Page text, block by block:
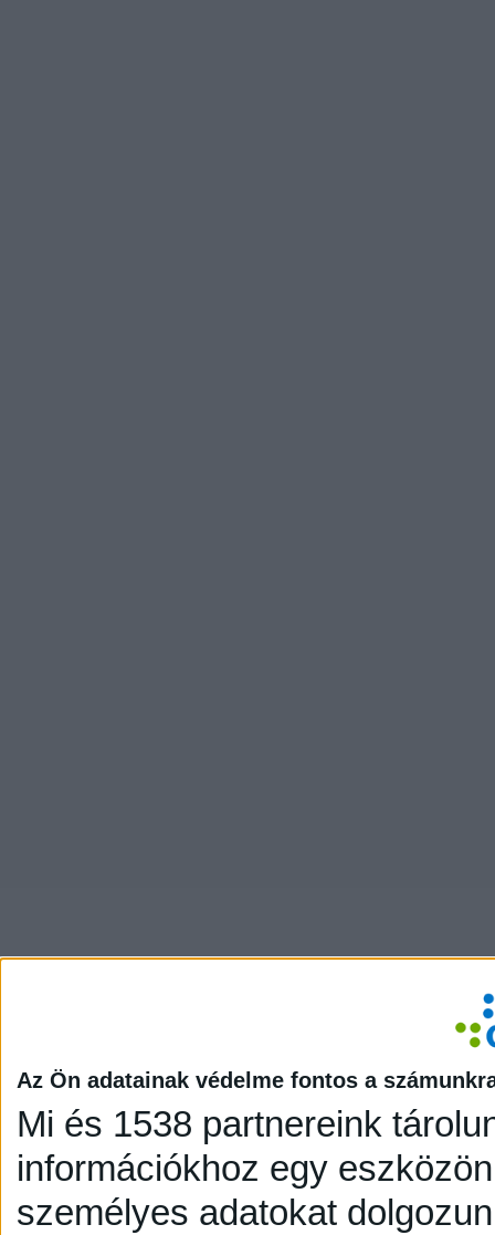
Az Ön adatainak védelme fontos a
Mi és 1538 partnereink
információkhoz egy
személyes adatokat